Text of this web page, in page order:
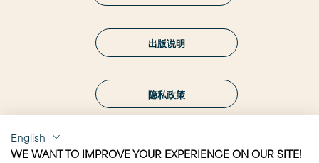
出版说明
隐私政策
English
WE WANT TO IMPROVE YOUR EXPERIENCE ON OUR SITE!